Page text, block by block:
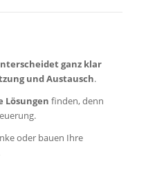
ganz klar
und Austausch.
Lösungen finden, denn
oder bauen Ihre